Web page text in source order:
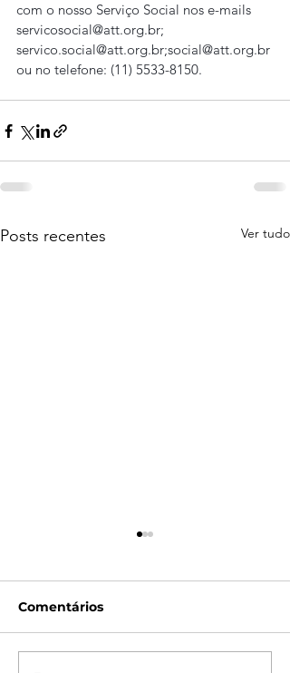
com o nosso Serviço Social nos e-mails
servicosocial@att.org.br;
servico.social@att.org.br;social@att.org.br
ou no telefone: (11) 5533-8150.
Posts recentes Ver tudo
Comentários